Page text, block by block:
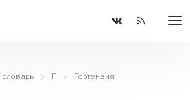
словарь Г Гортензия